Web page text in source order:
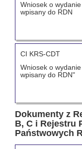
Wniosek o
wpisany do RDN
CI KRS-CDT
Wniosek o
wpisany do RDN"
Dokumenty z
B, C i Rejestru
Państwowych